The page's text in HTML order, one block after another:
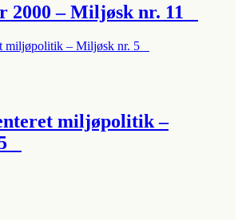
2000 – Miljøsk nr. 11
miljøpolitik –